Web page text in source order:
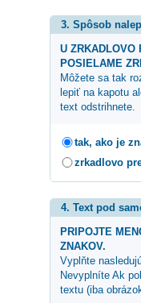
3. Spôsob
U ZRKADLOVO
POSIELAME
Môžete sa tak
lepiť na kapotu
text odstrihnete.
tak, ako je
zrkadlovo
4. Text pod
PRIPOJTE
ZNAKOV.
Vyplňte
Nevyplníte Ak
textu (iba